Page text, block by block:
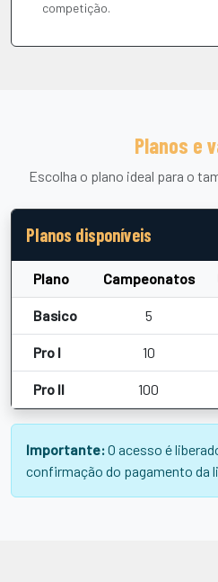
competição.
Planos e
Escolha o plano ideal para o
Planos disponíveis
Plano Campeonatos
Basico 5
Pro I 10
Pro II 100
Importante:O acesso é
confirmação do pagamento da